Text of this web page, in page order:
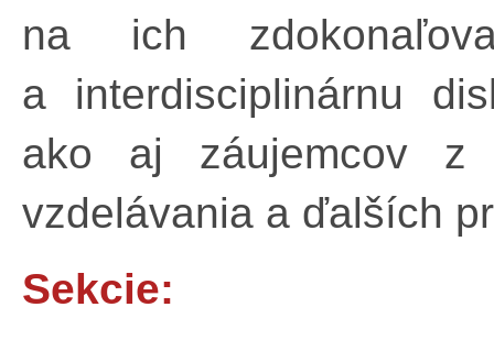
na ich
a interdisciplinárnu
ako aj záujemcov z
vzdelávania a ďalších
Sekcie: